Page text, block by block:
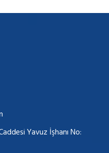
Yavuz İşhanı No: